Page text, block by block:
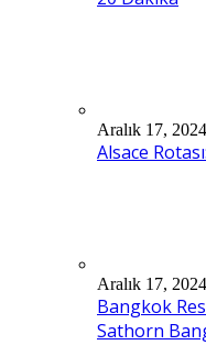
Aralık 17, 2024
Alsace
Aralık 17, 2024
Bangkok
Sathorn